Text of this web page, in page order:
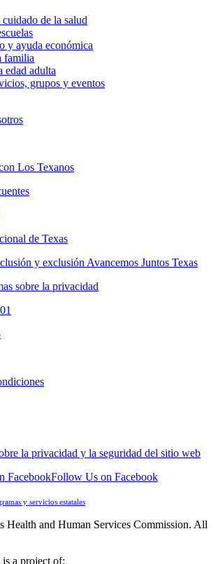
de la salud
y ayuda económica
familia
edad adulta
grupos y eventos
Los Texanos
de Texas
y exclusión Avancemos Juntos Texas
sobre la privacidad
la privacidad y la seguridad del sitio web
FacebookFollow Us on Facebook
y servicios estatales
Health and Human Services Commission. All
a project of: